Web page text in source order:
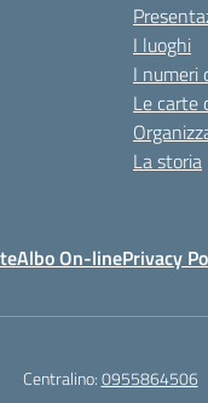
I luoghi
I numeri
Le carte
La storia
Albo On-linePrivacy
Centralino:0955864506